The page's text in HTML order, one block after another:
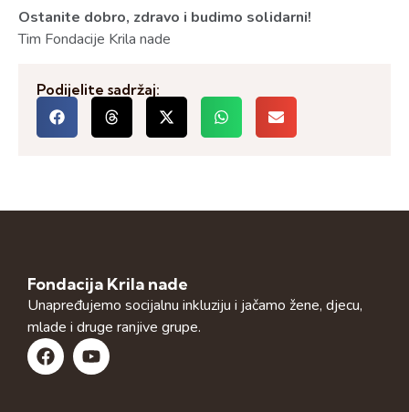
Ostanite dobro, zdravo i budimo solidarni!
Tim Fondacije Krila nade
Podijelite sadržaj:
Fondacija Krila nade
Unapređujemo socijalnu inkluziju i jačamo žene, djecu,
mlade i druge ranjive grupe.